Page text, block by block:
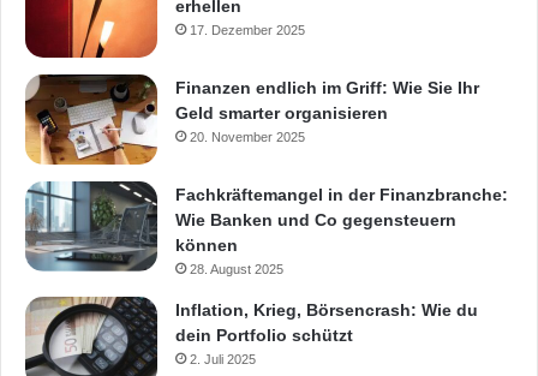
erhellen
17. Dezember 2025
Finanzen endlich im Griff: Wie Sie Ihr
Geld smarter organisieren
20. November 2025
Fachkräftemangel in der Finanzbranche:
Wie Banken und Co gegensteuern
können
28. August 2025
Inflation, Krieg, Börsencrash: Wie du
dein Portfolio schützt
2. Juli 2025